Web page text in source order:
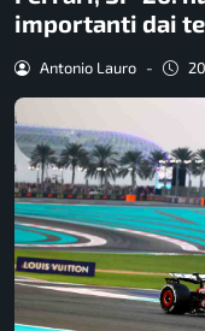
importanti dai
Antonio Lauro -